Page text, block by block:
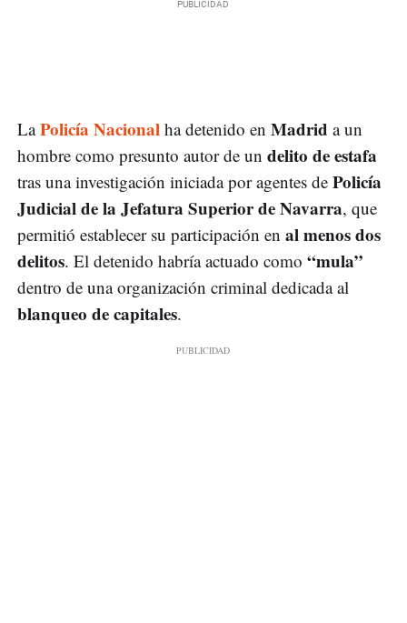
LaPolicía Nacional ha detenido en Madrid a un
hombre como presunto autor de un delito de estafa
tras una investigación iniciada por agentes de Policía
Judicial de la Jefatura Superior de Navarra, que
permitió establecer su participación en al menos dos
delitos. El detenido habría actuado como “mula”
dentro de una organización criminal dedicada al
blanqueo de capitales.